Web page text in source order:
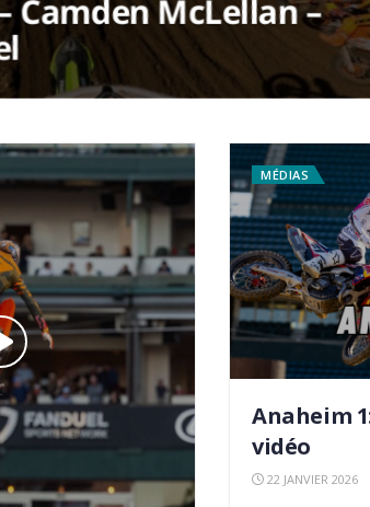
Camden McLellan –
MÉDIAS
Anaheim
vidéo
22 JANVIER 2026